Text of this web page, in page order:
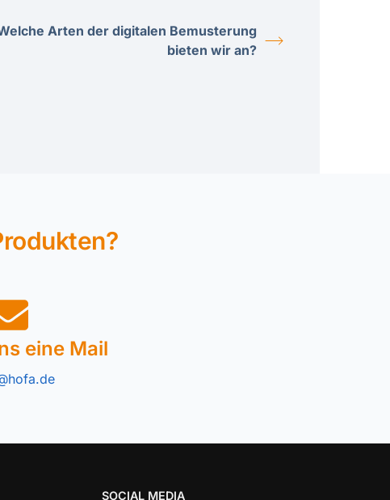
Arten der digitalen Bemusterung
bieten wir an?
eine Mail
SOCIAL MEDIA